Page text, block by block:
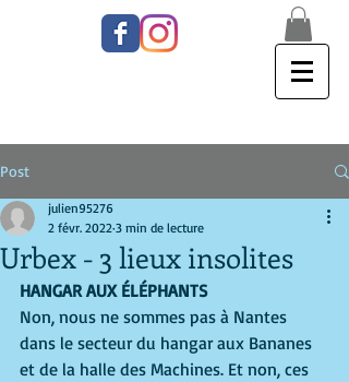
Post
Urbex - 3 lieux insolites
julien95276
2 févr. 2022 3 min de lecture
HANGAR AUX ÉLÉPHANTS
Non, nous ne sommes pas à Nantes
dans le secteur du hangar aux Bananes
et de la halle des Machines. Et non, ces